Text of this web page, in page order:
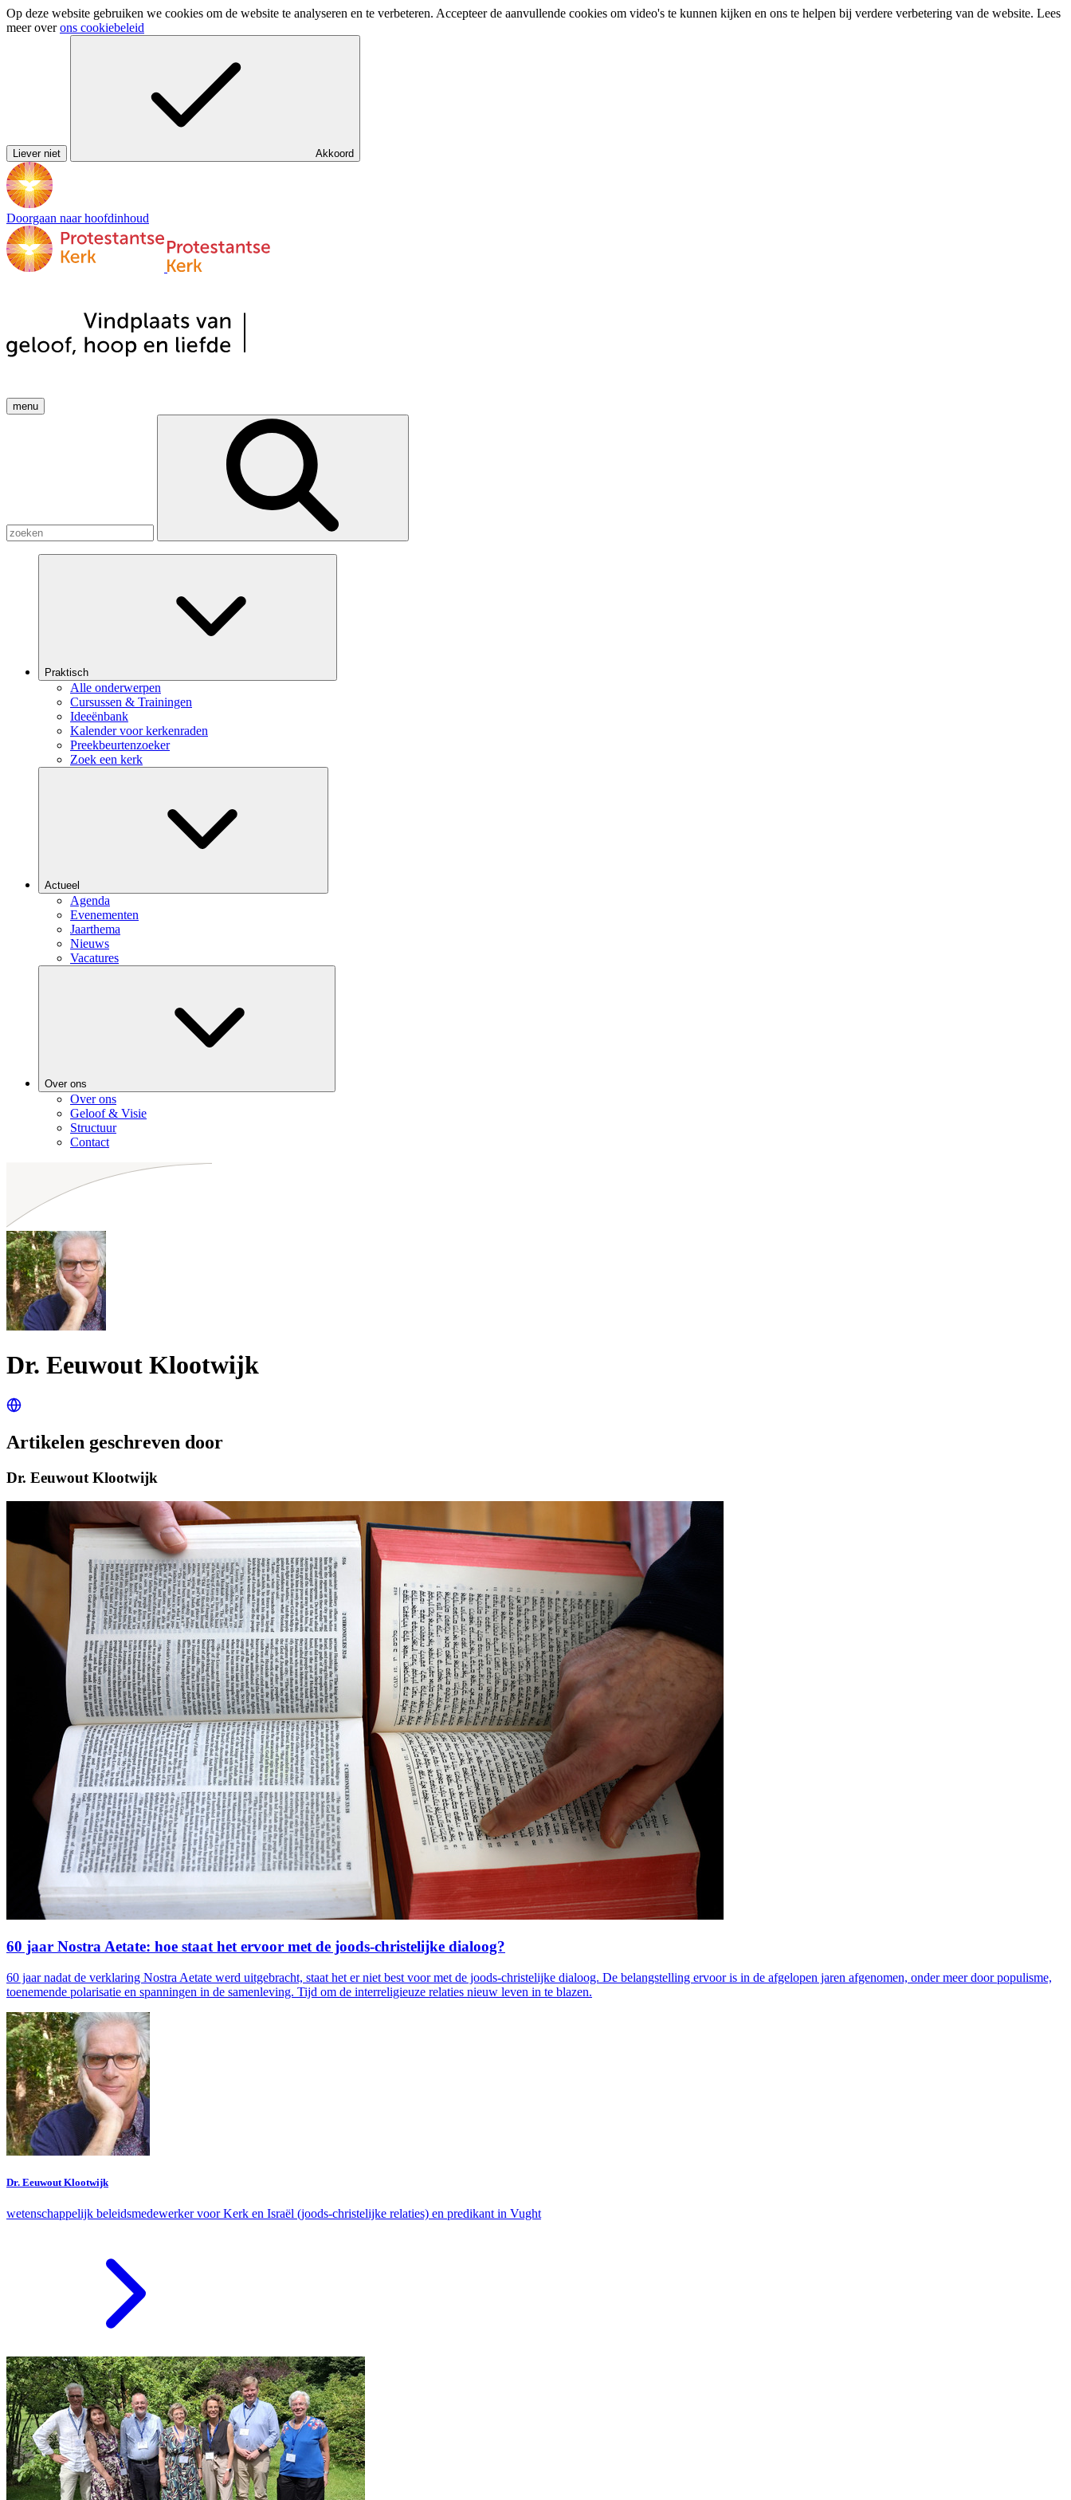
Op deze website gebruiken we cookies om de website te analyseren en te verbeteren. Accepteer de aanvullende cookies om video's te kunnen kijken en ons te helpen bij verdere verbetering van de website. Lees
meer overons cookiebeleid
Liever niet Akkoord
Doorgaan naar hoofdinhoud
menu
Praktisch
Alle onderwerpen
Cursussen & Trainingen
Ideeënbank
Kalender voor kerkenraden
Preekbeurtenzoeker
Zoek een kerk
Actueel
Agenda
Evenementen
Jaarthema
Nieuws
Vacatures
Over ons
Over ons
Geloof & Visie
Structuur
Contact
Dr. Eeuwout Klootwijk
Artikelen geschreven door
Dr. Eeuwout Klootwijk
60 jaar Nostra Aetate: hoe staat het ervoor met de joods-christelijke dialoog?
60 jaar nadat de verklaring Nostra Aetate werd uitgebracht, staat het er niet best voor met de joods-christelijke dialoog. De belangstelling ervoor is in de afgelopen jaren afgenomen, onder meer door populisme,
toenemende polarisatie en spanningen in de samenleving. Tijd om de interreligieuze relaties nieuw leven in te blazen.
Dr. Eeuwout Klootwijk
wetenschappelijk beleidsmedewerker voor Kerk en Israël (joods-christelijke relaties) en predikant in Vught